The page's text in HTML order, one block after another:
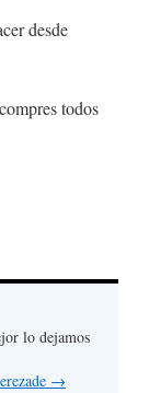
desde
todos
lo dejamos
→